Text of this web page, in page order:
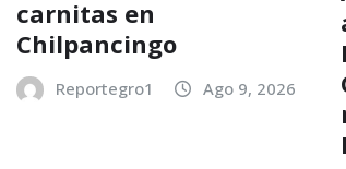
carnitas en
Chilpancingo
Reportegro1 Ago 9, 2026